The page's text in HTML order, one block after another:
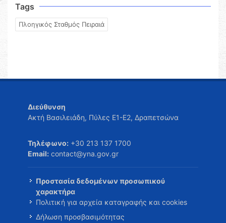
Tags
Πλοηγικός Σταθμός Πειραιά
Διεύθυνση
Ακτή Βασιλειάδη, Πύλες Ε1-Ε2, Δραπετσώνα
Τηλέφωνο: +30 213 137 1700
Email: contact@yna.gov.gr
Προστασία δεδομένων προσωπικού
χαρακτήρα
Πολιτική για αρχεία καταγραφής και cookies
Δήλωση προσβασιμότητας